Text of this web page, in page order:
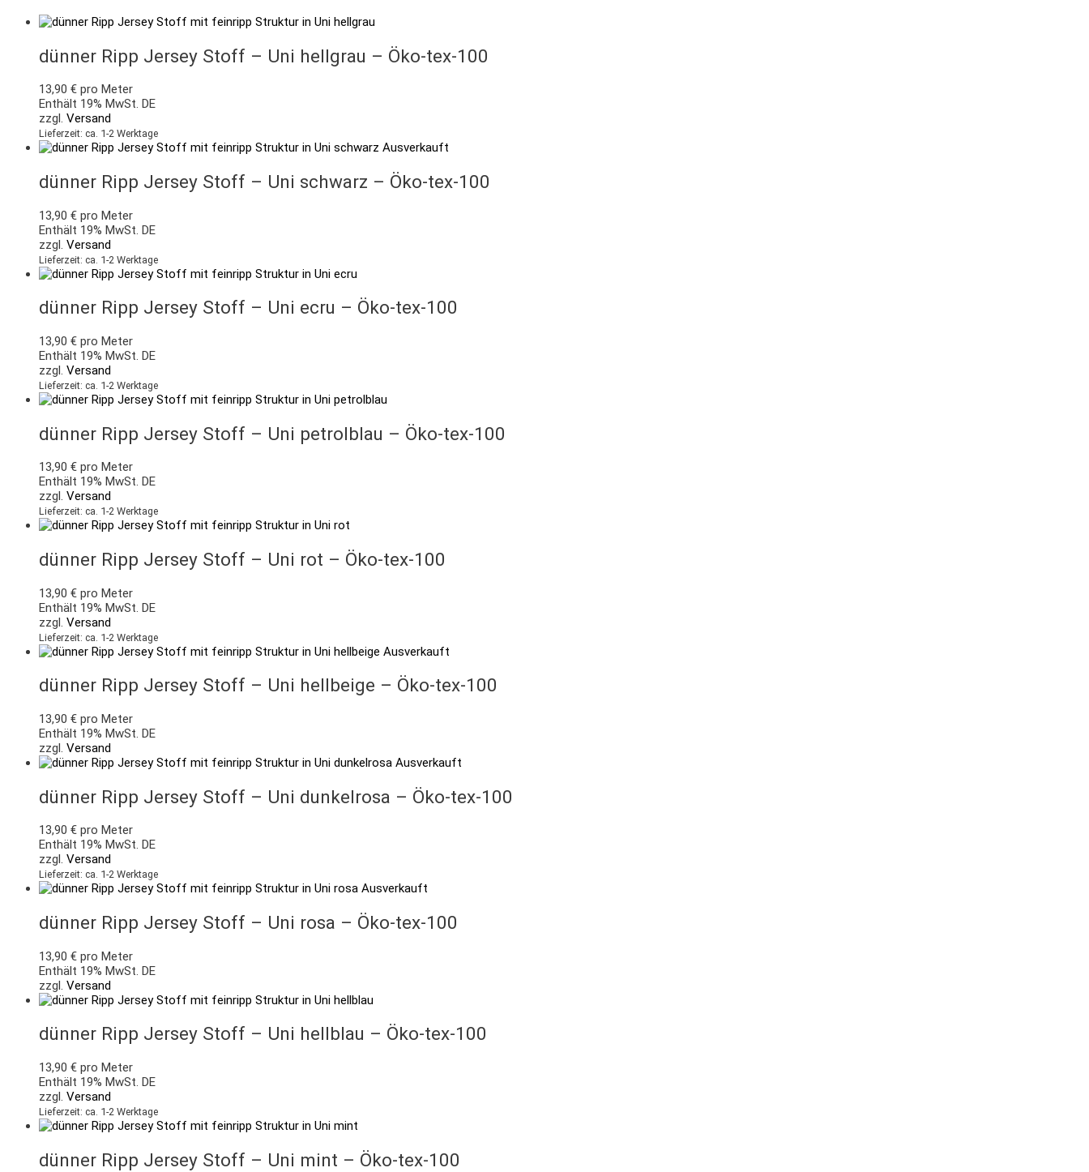
dünner Ripp Jersey Stoff – Uni hellgrau – Öko-tex-100
13,90 € pro Meter
Enthält 19% MwSt. DE
zzgl. Versand
Lieferzeit: ca. 1-2 Werktage
Ausverkauft
dünner Ripp Jersey Stoff – Uni schwarz – Öko-tex-100
13,90 € pro Meter
Enthält 19% MwSt. DE
zzgl. Versand
Lieferzeit: ca. 1-2 Werktage
dünner Ripp Jersey Stoff – Uni ecru – Öko-tex-100
13,90 € pro Meter
Enthält 19% MwSt. DE
zzgl. Versand
Lieferzeit: ca. 1-2 Werktage
dünner Ripp Jersey Stoff – Uni petrolblau – Öko-tex-100
13,90 € pro Meter
Enthält 19% MwSt. DE
zzgl. Versand
Lieferzeit: ca. 1-2 Werktage
dünner Ripp Jersey Stoff – Uni rot – Öko-tex-100
13,90 € pro Meter
Enthält 19% MwSt. DE
zzgl. Versand
Lieferzeit: ca. 1-2 Werktage
Ausverkauft
dünner Ripp Jersey Stoff – Uni hellbeige – Öko-tex-100
13,90 € pro Meter
Enthält 19% MwSt. DE
zzgl. Versand
Ausverkauft
dünner Ripp Jersey Stoff – Uni dunkelrosa – Öko-tex-100
13,90 € pro Meter
Enthält 19% MwSt. DE
zzgl. Versand
Lieferzeit: ca. 1-2 Werktage
Ausverkauft
dünner Ripp Jersey Stoff – Uni rosa – Öko-tex-100
13,90 € pro Meter
Enthält 19% MwSt. DE
zzgl. Versand
dünner Ripp Jersey Stoff – Uni hellblau – Öko-tex-100
13,90 € pro Meter
Enthält 19% MwSt. DE
zzgl. Versand
Lieferzeit: ca. 1-2 Werktage
dünner Ripp Jersey Stoff – Uni mint – Öko-tex-100